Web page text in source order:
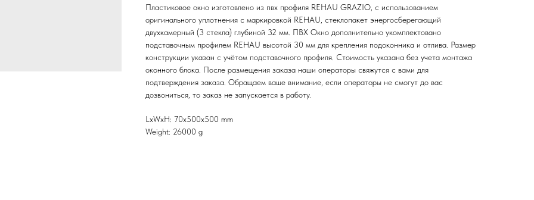
Пластиковое окно изготовлено из пвх профиля REHAU GRAZIO, с использованием
оригинального уплотнения с маркировкой REHAU, стеклопакет энергосберегающий
двухкамерный (3 стекла) глубиной 32 мм. ПВХ Окно дополнительно укомплектовано
подставочным профилем REHAU высотой 30 мм для крепления подоконника и отлива. Размер
конструкции указан c учётом подставочного профиля. Стоимость указана без учета монтажа
оконного блока. После размещения заказа наши операторы свяжутся с вами для
подтверждения заказа. Обращаем ваше внимание, если операторы не смогут до вас
дозвониться, то заказ не запускается в работу.
LxWxH: 70x500x500 mm
Weight: 26000 g